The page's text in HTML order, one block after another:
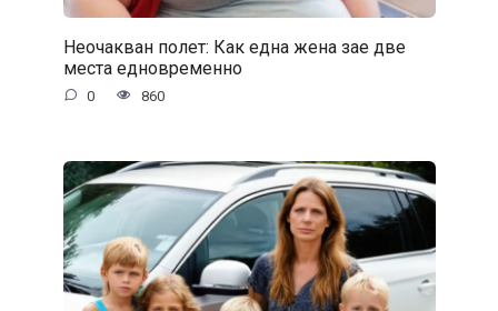
Неочакван полет: Как една жена зае две
места едновременно
0 860